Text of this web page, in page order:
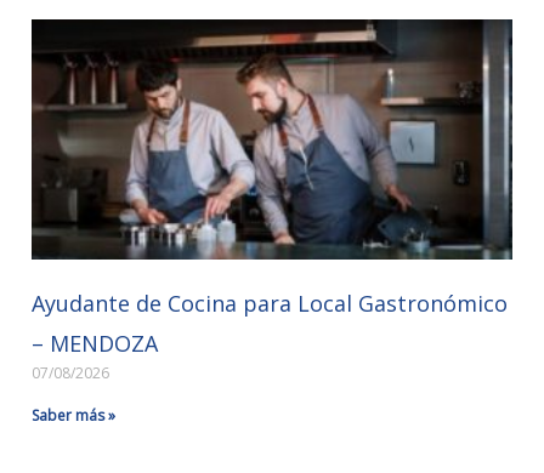
Ayudante de Cocina para Local Gastronómico
– MENDOZA
07/08/2026
Saber más »